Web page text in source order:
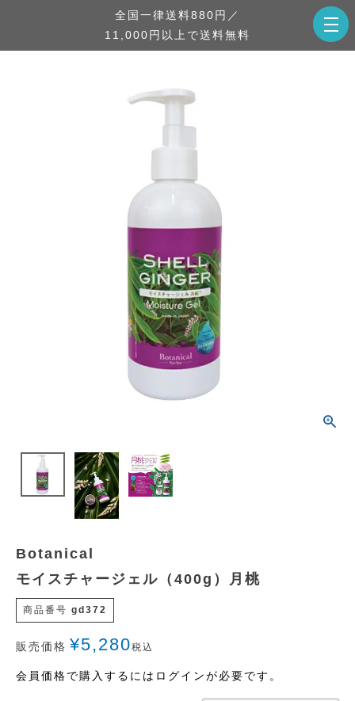
全国一律送料880円／
11,000円以上で送料無料
Botanical
モイスチャージェル（400g）月桃
商品番号 gd372
販売価格 ¥5,280税込
会員価格で購入するにはログインが必要です。